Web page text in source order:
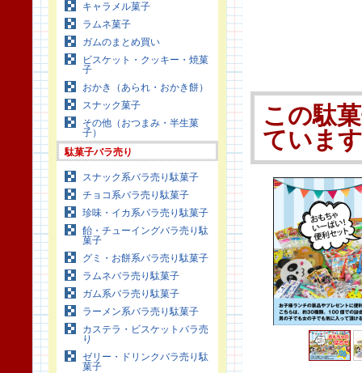
キャラメル菓子
ラムネ菓子
ガムのまとめ買い
ビスケット・クッキー・焼菓
子
おかき（あられ・おかき餅）
スナック菓子
その他（おつまみ・半生菓
子）
駄菓子バラ売り
スナック系バラ売り駄菓子
チョコ系バラ売り駄菓子
珍味・イカ系バラ売り駄菓子
飴・チューイングバラ売り駄
菓子
グミ・お餅系バラ売り駄菓子
ラムネバラ売り駄菓子
ガム系バラ売り駄菓子
ラーメン系バラ売り駄菓子
カステラ・ビスケットバラ売
り
ゼリー・ドリンクバラ売り駄
菓子
この駄
ていま